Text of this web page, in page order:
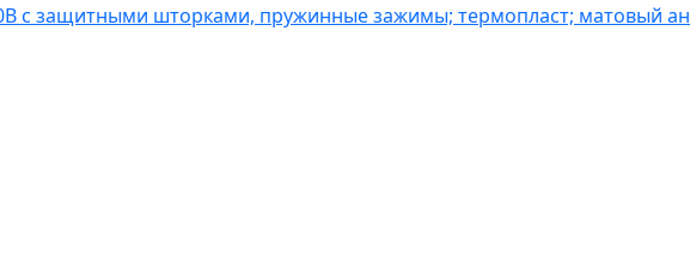
с защитными шторками, пружинные зажимы; термопласт; матовый ан